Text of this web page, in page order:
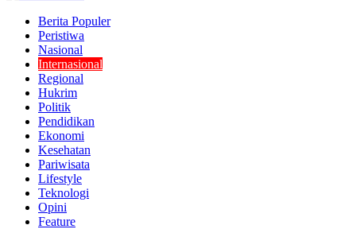
Berita Populer
Peristiwa
Nasional
Internasional
Regional
Hukrim
Politik
Pendidikan
Ekonomi
Kesehatan
Pariwisata
Lifestyle
Teknologi
Opini
Feature